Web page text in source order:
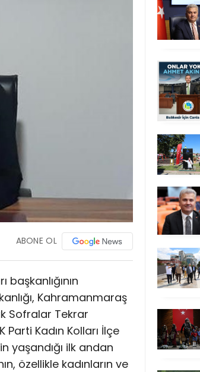
ABONE OL
başkanlığının
Kahramanmaraş
Sofralar Tekrar
Kadın Kolları İlçe
yaşandığı ilk andan
özellikle kadınların ve